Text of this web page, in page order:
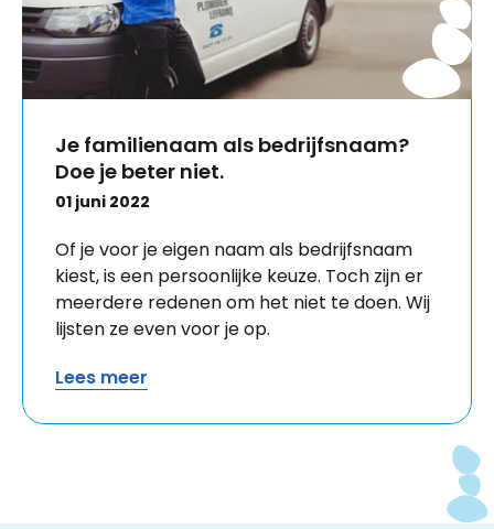
Je familienaam als bedrijfsnaam?
Doe je beter niet.
01 juni 2022
Of je voor je eigen naam als bedrijfsnaam
kiest, is een persoonlijke keuze. Toch zijn er
meerdere redenen om het niet te doen. Wij
lijsten ze even voor je op.
Lees meer